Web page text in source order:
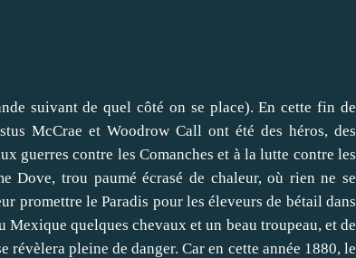
suivant de quel côté on se place). En cette fin de
McCrae et Woodrow Call ont été des héros, des
guerres contre les Comanches et à la lutte contre les
Dove, trou paumé écrasé de chaleur, où rien ne se
promettre le Paradis pour les éleveurs de bétail dans
quelques chevaux et un beau troupeau, et de
pleine de danger. Car en cette année 1880, le